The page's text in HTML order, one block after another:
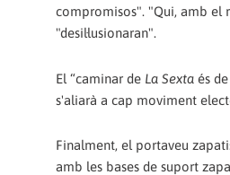
compromisos". "Qui, amb el
"desil·lusionaran".
El “caminar de La Sexta és
s'aliarà a cap moviment
Finalment, el portaveu
amb les bases de suport